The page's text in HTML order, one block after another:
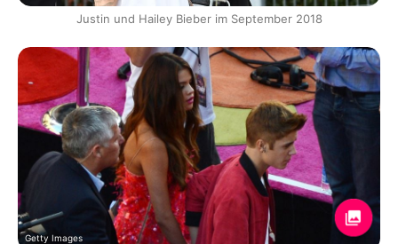
Justin und Hailey Bieber im September 2018
Getty Images